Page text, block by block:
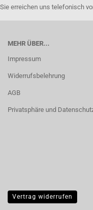
Sie erreichen uns telefonisch
MEHR ÜBER...
Impressum
Widerrufsbelehrung
AGB
Privatsphäre und
Vertrag widerrufen